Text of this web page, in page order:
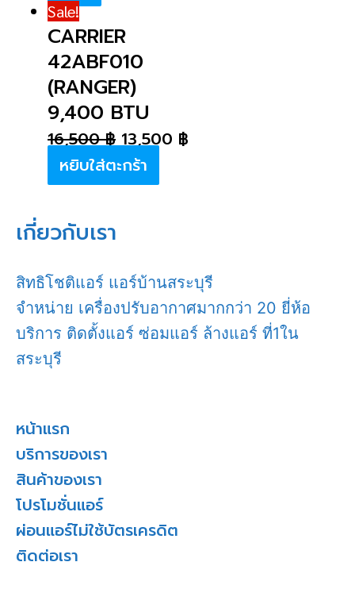
Sale!
CARRIER
42ABF010
(RANGER)
9,400 BTU
16,500฿ 13,500 ฿
หยิบใส่ตะกร้า
เกี่ยวกับเรา
สิทธิโชติแอร์ แอร์บ้านสระบุรี
จำหน่าย เครื่องปรับอากาศมากกว่า 20 ยี่ห้อ
บริการ ติดตั้งแอร์ ซ่อมแอร์ ล้างแอร์ ที่1ใน
สระบุรี
หน้าแรก
บริการของเรา
สินค้าของเรา
โปรโมชั่นแอร์
ผ่อนแอร์ไม่ใช้บัตรเครดิต
ติดต่อเรา